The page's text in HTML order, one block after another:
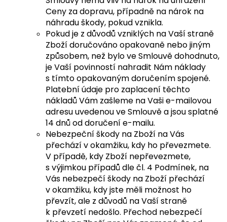
Ceny za dopravu, případně na nárok na
náhradu škody, pokud vznikla.
Pokud je z důvodů vzniklých na Vaší straně
Zboží doručováno opakovaně nebo jiným
způsobem, než bylo ve Smlouvě dohodnuto,
je Vaší povinností nahradit Nám náklady
s tímto opakovaným doručením spojené.
Platební údaje pro zaplacení těchto
nákladů Vám zašleme na Vaši e-mailovou
adresu uvedenou ve Smlouvě a jsou splatné
14 dnů od doručení e-mailu.
Nebezpeční škody na Zboží na Vás
přechází v okamžiku, kdy ho převezmete.
V případě, kdy Zboží nepřevezmete,
s výjimkou případů dle čl. 4 Podmínek, na
Vás nebezpečí škody na Zboží přechází
v okamžiku, kdy jste měli možnost ho
převzít, ale z důvodů na Vaší straně
k převzetí nedošlo. Přechod nebezpečí